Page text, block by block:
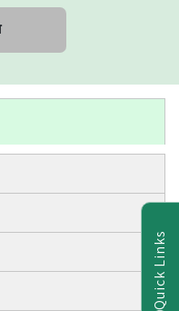
Quick Links